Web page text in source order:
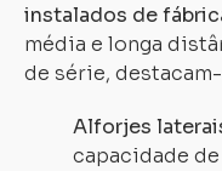
instalados de
média e longa
de série,
Alforjes
capacidade